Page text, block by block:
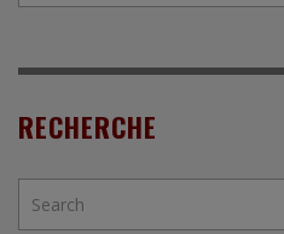
RECHERCHE